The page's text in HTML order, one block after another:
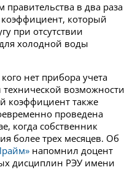
в два раза
который
при отсутствии
холодной воды
нет прибора учета
возможности
коэффициент также
проведена
когда собственник
более трех месяцев. Об
напомнил доцент
дисциплин РЭУ имени